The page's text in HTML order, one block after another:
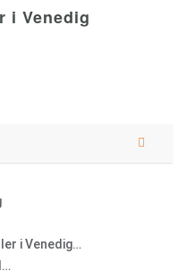
i Venedig
i Venedig…